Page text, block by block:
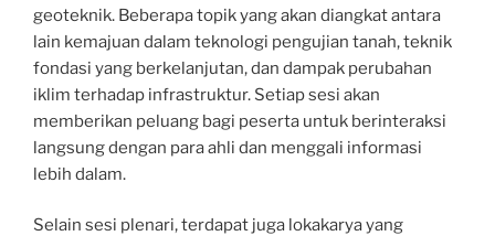
geoteknik. Beberapa topik yang akan diangkat antara
lain kemajuan dalam teknologi pengujian tanah, teknik
fondasi yang berkelanjutan, dan dampak perubahan
iklim terhadap infrastruktur. Setiap sesi akan
memberikan peluang bagi peserta untuk berinteraksi
langsung dengan para ahli dan menggali informasi
lebih dalam.
Selain sesi plenari, terdapat juga lokakarya yang